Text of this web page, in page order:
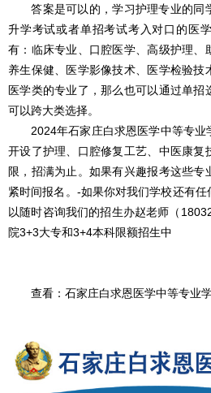
答案是可以的，学习护理专业的同
升学考试或者单招考试考入对口的医
有：临床专业、口腔医学、高级护理、
养生保健、医学影像技术、医学检验技
医学类的专业了，那么也可以通过单
可以跨大类选择。
2024年石家庄白求恩医学中等专业
开设了护理、口腔修复工艺、中医康复
限，招满为止。如果有兴趣报考这些专
紧时间报名。-如果你对我们学校还有
以随时咨询我们的招生办赵老师（
院3+3大专和3+4本科限额招生中
查看： 石家庄白求恩医学中等专业